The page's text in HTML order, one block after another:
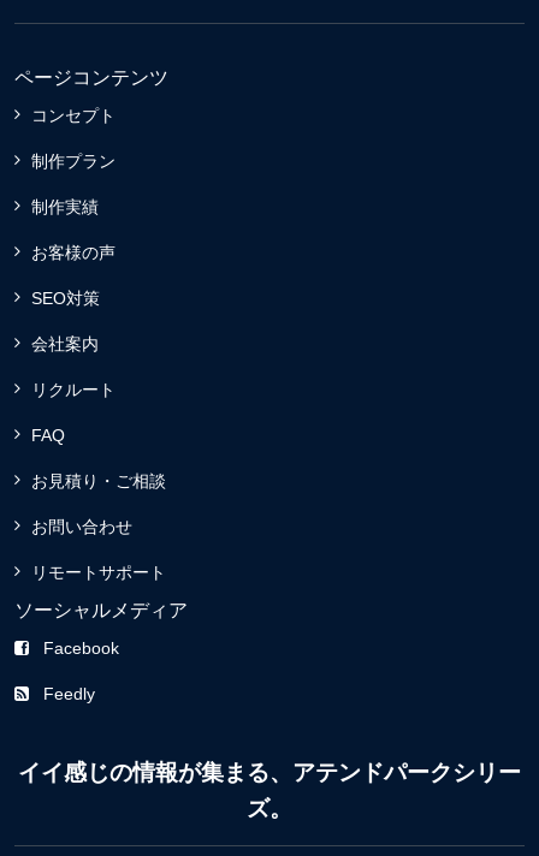
ページコンテンツ
コンセプト
制作プラン
制作実績
お客様の声
SEO対策
会社案内
リクルート
FAQ
お見積り・ご相談
お問い合わせ
リモートサポート
ソーシャルメディア
Facebook
Feedly
イイ感じの情報が集まる、アテンドパークシリー
ズ。